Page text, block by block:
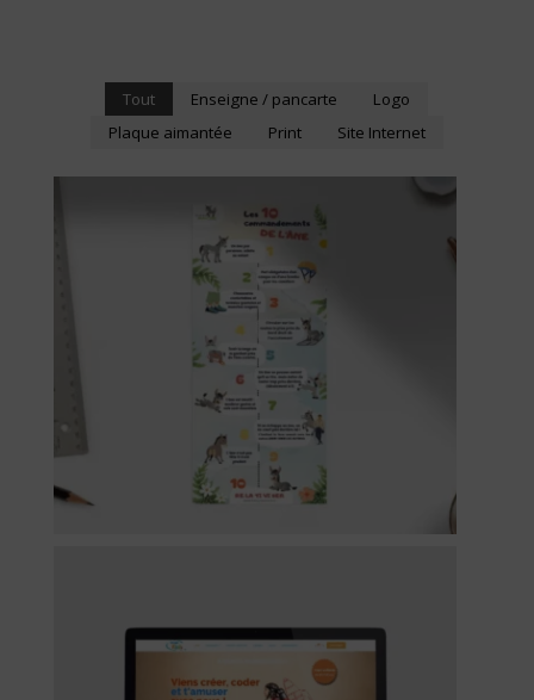
Tout Enseigne / pancarte
Logo
Plaque aimantée
Print Site Internet